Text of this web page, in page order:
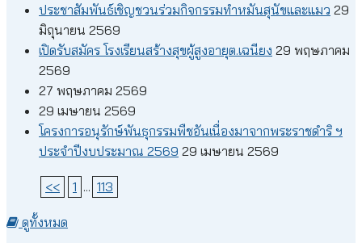
ประชาสัมพันธ์เชิญชวนร่วมกิจกรรมทำหมันสุนัขและแมว 29
มิถุนายน 2569
เปิดรับสมัคร โรงเรียนสร้างสุขผู้สูงอายุต.เฉนียง 29 พฤษภาคม
2569
27 พฤษภาคม 2569
29 เมษายน 2569
โครงการอนุรักษ์พันธุกรรมพืชอันเนื่องมาจากพระราชดำริ ฯ
ประจำปีงบประมาณ 2569 29 เมษายน 2569
<< 1 ... 113
ดูทั้งหมด